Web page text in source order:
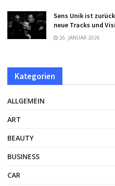
Sens Unik ist
neue Tracks und
26. JANUAR 2026
Kategorien
ALLGEMEIN
ART
BEAUTY
BUSINESS
CAR